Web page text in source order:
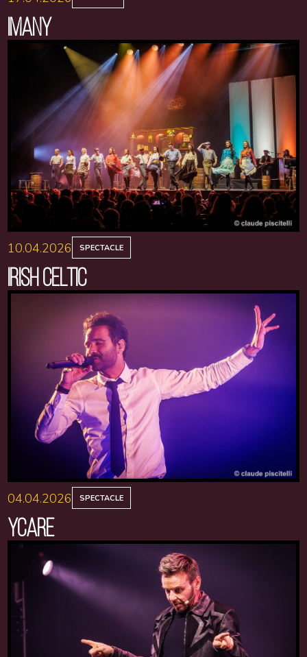
IMANY
10.04.2026 SPECTACLE
IRISH CELTIC
04.04.2026 SPECTACLE
YCARE